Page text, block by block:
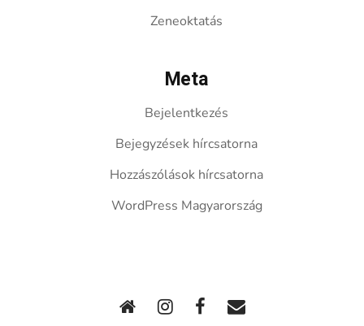
Zeneoktatás
Meta
Bejelentkezés
Bejegyzések hírcsatorna
Hozzászólások hírcsatorna
WordPress Magyarország